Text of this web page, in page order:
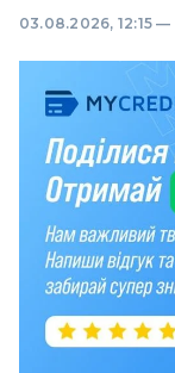
03.08.2026, 12:15 —